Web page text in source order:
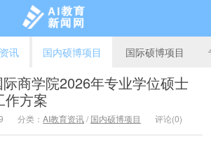
AI教育新闻网
讯 国内硕博项目 国际硕博项目
商学院2026年专业学位硕士
作方案
分类： AI教育资讯/ 国内硕博项目 评论(0)